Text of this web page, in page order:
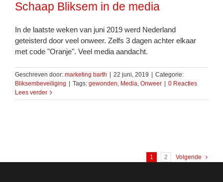
Schaap Bliksem in de media
In de laatste weken van juni 2019 werd Nederland
geteisterd door veel onweer. Zelfs 3 dagen achter elkaar
met code "Oranje". Veel media aandacht.
Geschreven door: marketing barth 22 juni, 2019
Categorie:
Bliksembeveiliging
Tags: gewonden, Media, Onweer
0 Reacties
Lees verder
1 2 Volgende